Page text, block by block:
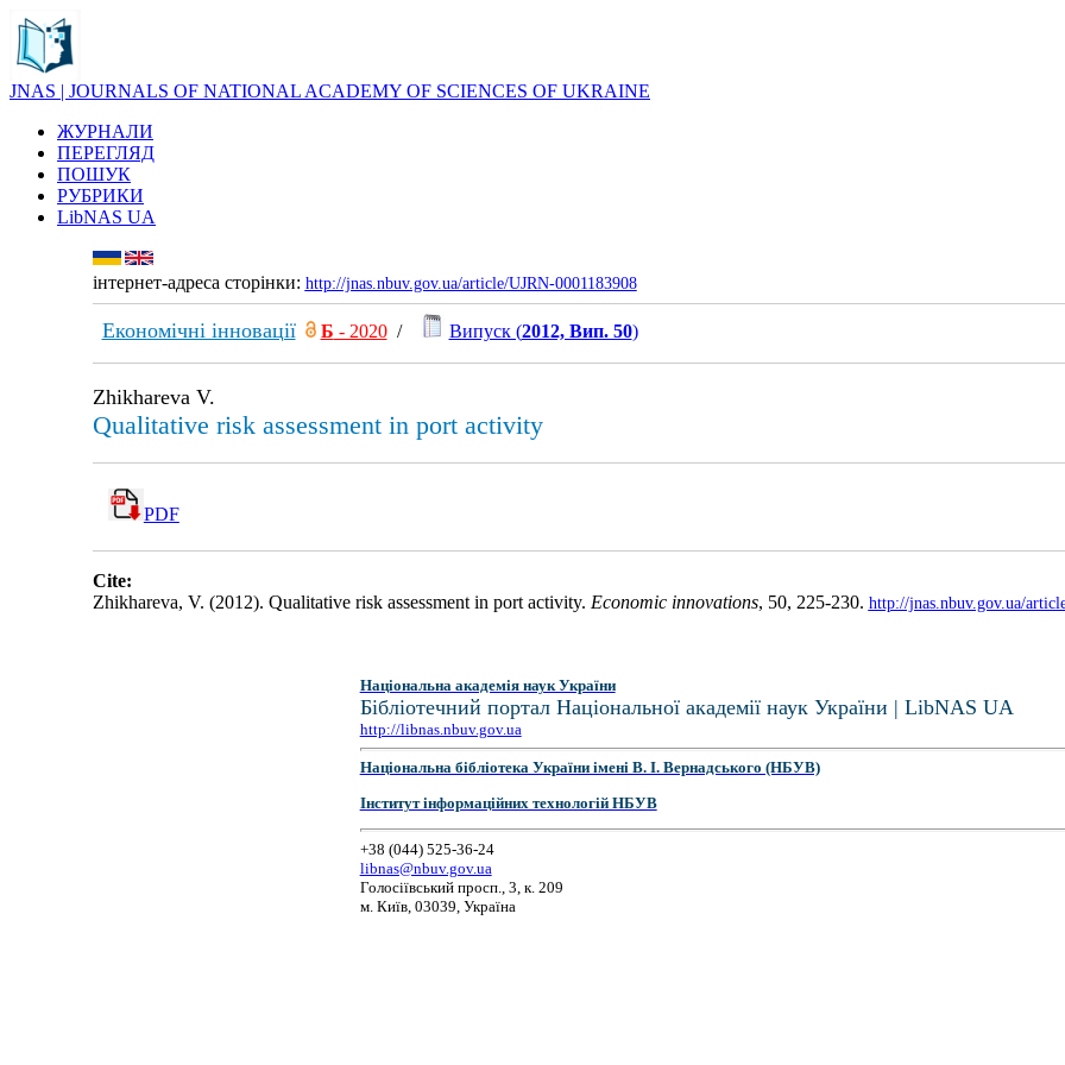
JNAS | JOURNALS OF NATIONAL ACADEMY OF SCIENCES OF UKRAINE
ЖУРНАЛИ
ПЕРЕГЛЯД
ПОШУК
РУБРИКИ
LibNAS UA
інтернет-адреса сторінки: http://jnas.nbuv.gov.ua/article/UJRN-0001183908
Економічні інновації Б - 2020/ Випуск (2012, Вип. 50)
Zhikhareva V.
Qualitative risk assessment in port activity
PDF
Cite:
Zhikhareva, V. (2012). Qualitative risk assessment in port activity. Economic innovations, 50, 225-230. http://jnas.nbuv.gov.ua/
Національна академія наук України
Бібліотечний портал Національної академії наук України | LibNAS UA
http://libnas.nbuv.gov.ua
Національна бібліотека України імені В. І. Вернадського (НБУВ)
Інститут інформаційних технологій НБУВ
+38 (044) 525-36-24
libnas@nbuv.gov.ua
Голосіївський просп., 3, к. 209
м. Київ, 03039, Україна